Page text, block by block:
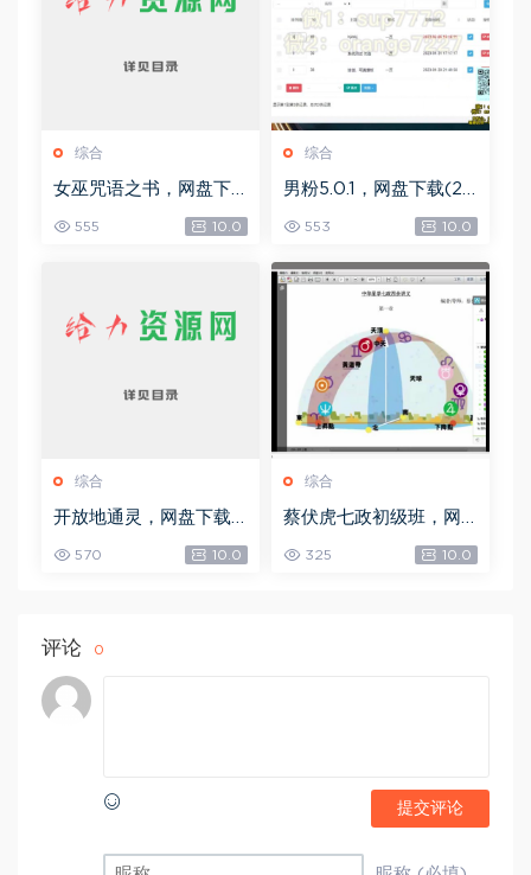
综合
女巫咒语之书，网盘下
555 10.0
综合
男粉5.0.1，网盘下载(25
553 10.0
综合
开放地通灵，网盘下载
570 10.0
综合
蔡伏虎七政初级班，网
325 10.0
评论 0
提交评论